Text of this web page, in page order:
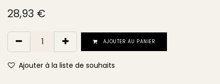
28,93 €
AJOUTER AU PANIER
Ajouter à la liste de souhaits